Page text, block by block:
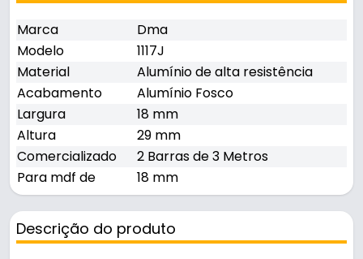
Marca
Dma
Modelo
1117J
Material
Alumínio de alta resistência
Acabamento
Alumínio Fosco
Largura
18 mm
Altura
29 mm
Comercializado
2 Barras de 3 Metros
Para mdf de
18 mm
Descrição do produto